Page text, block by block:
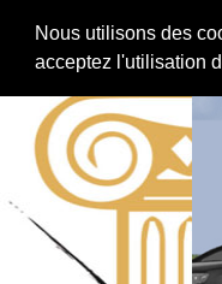
Nous utilisons des
acceptez l'utilisation